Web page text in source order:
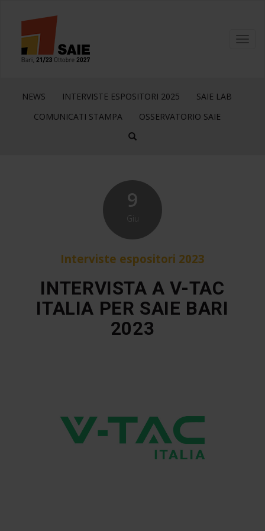
NEWS INTERVISTE ESPOSITORI 2025
SAIE LAB
COMUNICATI STAMPA
OSSERVATORIO SAIE
9
Giu
Interviste espositori 2023
INTERVISTA A V-TAC
ITALIA PER SAIE BARI
2023